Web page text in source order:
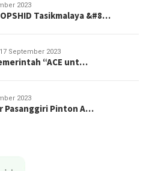
2023
Tasikmalaya &#8…
17 September 2023
“ACE unt…
2023
Pasanggiri Pinton A…